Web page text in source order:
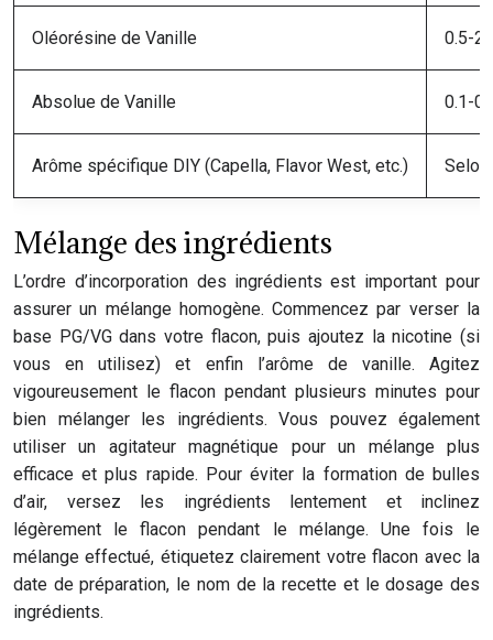
Oléorésine de Vanille 0.5-
Absolue de Vanille 0.1-
Arôme spécifique DIY (Capella, Flavor West, etc.)
Mélange des ingrédients
L’ordre d’incorporation des ingrédients est important pour
assurer un mélange homogène. Commencez par verser la
base PG/VG dans votre flacon, puis ajoutez la nicotine (si
vous en utilisez) et enfin l’arôme de vanille. Agitez
vigoureusement le flacon pendant plusieurs minutes pour
bien mélanger les ingrédients. Vous pouvez également
utiliser un agitateur magnétique pour un mélange plus
efficace et plus rapide. Pour éviter la formation de bulles
d’air, versez les ingrédients lentement et inclinez
légèrement le flacon pendant le mélange. Une fois le
mélange effectué, étiquetez clairement votre flacon avec la
date de préparation, le nom de la recette et le dosage des
ingrédients.